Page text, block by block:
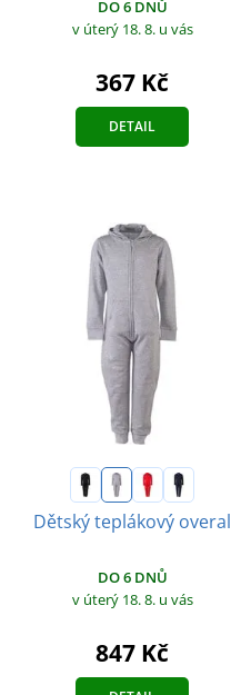
DO 6 DNŮ
v úterý 18. 8. u vás
367 Kč
DETAIL
Dětský teplákový overal
DO 6 DNŮ
v úterý 18. 8. u vás
847 Kč